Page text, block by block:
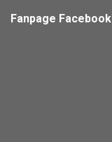
Fanpage Facebook